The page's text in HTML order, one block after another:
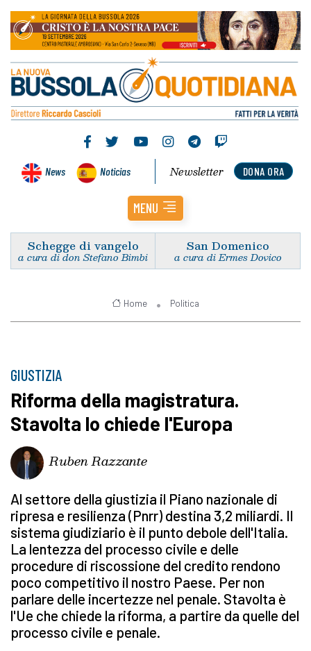
News Noticias DONA ORA
Newsletter
MENU
Schegge di vangelo
a cura di don Stefano Bimbi
San Domenico
a cura di Ermes Dovico
Home Politica
GIUSTIZIA
Riforma della magistratura.
Stavolta lo chiede l'Europa
Ruben Razzante
Al settore della giustizia il Piano nazionale di
ripresa e resilienza (Pnrr) destina 3,2 miliardi. Il
sistema giudiziario è il punto debole dell'Italia.
La lentezza del processo civile e delle
procedure di riscossione del credito rendono
poco competitivo il nostro Paese. Per non
parlare delle incertezze nel penale. Stavolta è
l'Ue che chiede la riforma, a partire da quelle del
processo civile e penale.